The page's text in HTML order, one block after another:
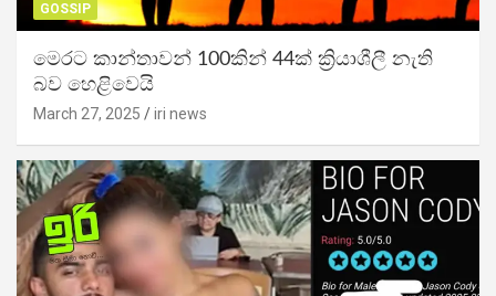
GOSSIP
මෙරට කාන්තාවන් 100කින් 44ක් ක්‍රියාශීලී නැති
බව හෙළිවෙයි
March 27, 2025 iri news